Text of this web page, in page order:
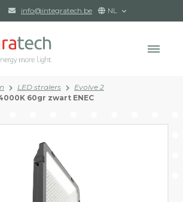
info@integratech.be NL
LED stralers
Evolve 2
60gr zwart ENEC